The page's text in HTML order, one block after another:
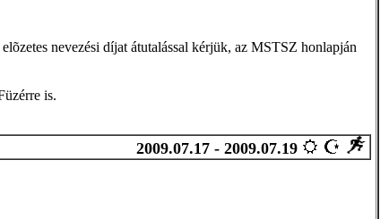
nevezési díjat átutalással kérjük, az MSTSZ honlapján
is.
2009.07.17 - 2009.07.19